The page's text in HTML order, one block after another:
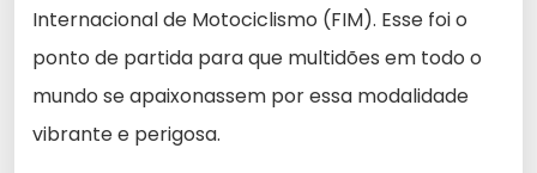
Internacional de Motociclismo (FIM). Esse foi o
ponto de partida para que multidões em todo o
mundo se apaixonassem por essa modalidade
vibrante e perigosa.